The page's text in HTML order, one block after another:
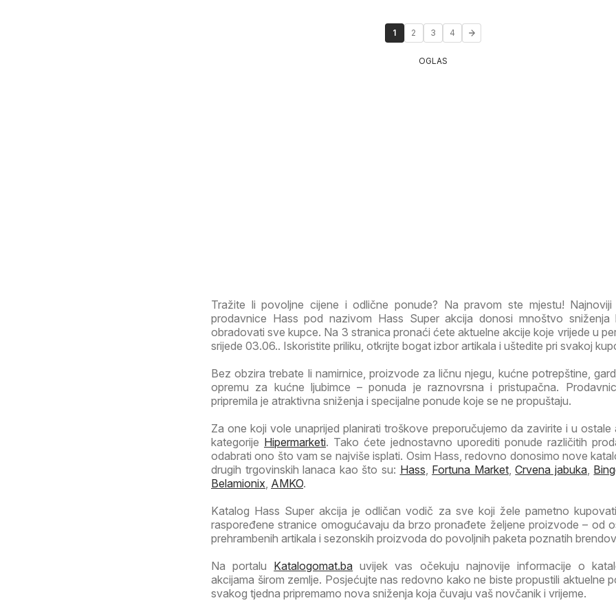
1 2 3 4
OGLAS
Tražite li povoljne cijene i odlične ponude? Na pravom ste mjestu! Najnoviji
prodavnice Hass pod nazivom Hass Super akcija donosi mnoštvo sniženja
obradovati sve kupce. Na 3 stranica pronaći ćete aktuelne akcije koje vrijede u
srijede 03.06.. Iskoristite priliku, otkrijte bogat izbor artikala i uštedite pri svakoj
Bez obzira trebate li namirnice, proizvode za ličnu njegu, kućne potrepštine,
opremu za kućne ljubimce – ponuda je raznovrsna i pristupačna.
pripremila je atraktivna sniženja i specijalne ponude koje se ne propuštaju.
Za one koji vole unaprijed planirati troškove preporučujemo da zavirite i u ostale
kategorije Hipermarketi. Tako ćete jednostavno uporediti ponude različitih
odabrati ono što vam se najviše isplati. Osim Hass, redovno donosimo nove
drugih trgovinskih lanaca kao što su: Hass, Fortuna Market,Crvena jabuka,
Belamionix, AMKO.
Katalog Hass Super akcija je odličan vodič za sve koji žele pametno
raspoređene stranice omogućavaju da brzo pronađete željene proizvode – od
prehrambenih artikala i sezonskih proizvoda do povoljnih paketa poznatih
Na portalu Katalogomat.ba uvijek vas očekuju najnovije informacije o
akcijama širom zemlje. Posjećujte nas redovno kako ne biste propustili aktuelne
svakog tjedna pripremamo nova sniženja koja čuvaju vaš novčanik i vrijeme.